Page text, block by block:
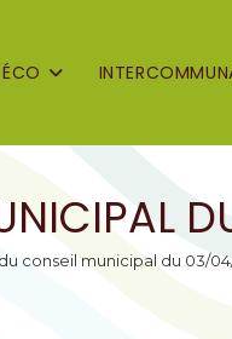
conseil municipal du 03/